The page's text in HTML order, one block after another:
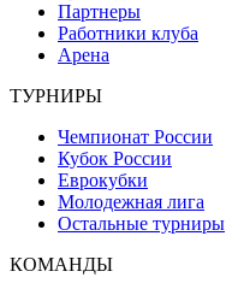
Партнеры
Работники клуба
Арена
ТУРНИРЫ
Чемпионат России
Кубок России
Еврокубки
Молодежная лига
Остальные турниры
КОМАНДЫ